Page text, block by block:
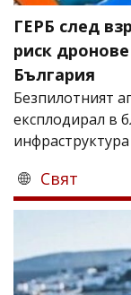
ГЕРБ след
риск
България
Безпилотният
експлодирал в
инфраструктура
Свят